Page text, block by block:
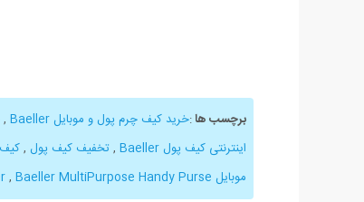
برچسب ها:خرید کیف چرم پول و موبایل Baeller ,
اینترنتی کیف پول Baeller
, تخفیف کیف پول ,
موبایل Baeller
, Baeller MultiPurpose Handy Purse